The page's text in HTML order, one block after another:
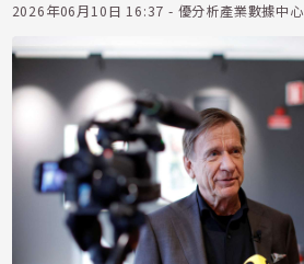
2026年06月10日 16:37 - 優分析產業數據中心